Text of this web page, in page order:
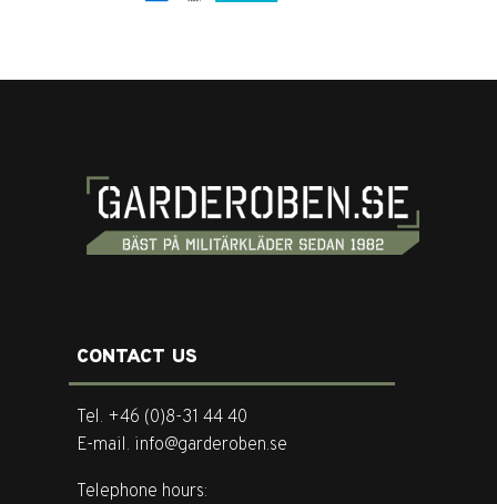
CONTACT US
Tel. +46 (0)8-31 44 40
E-mail. info@garderoben.se
Telephone hours: